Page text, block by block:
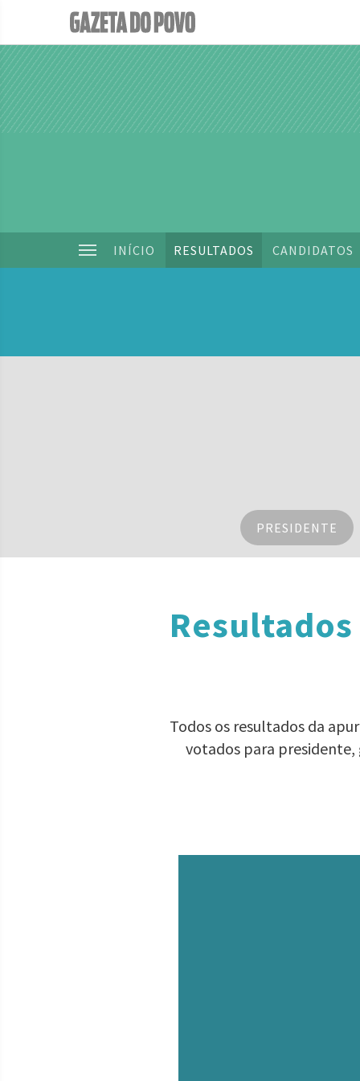
INÍCIO RESULTADOS CANDIDATOS
PRESIDENTE
Todos os resultados da
votados para